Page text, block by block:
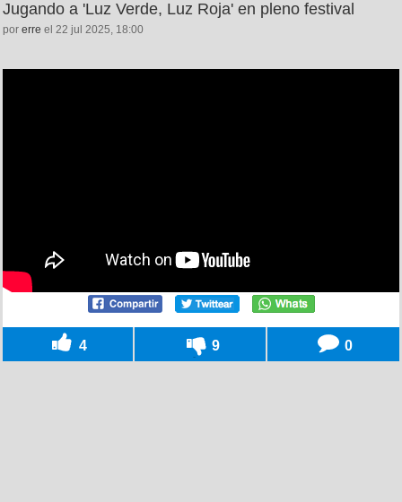
Jugando a 'Luz Verde, Luz Roja' en pleno festival
por erre el 22 jul 2025, 18:00
4 9 0